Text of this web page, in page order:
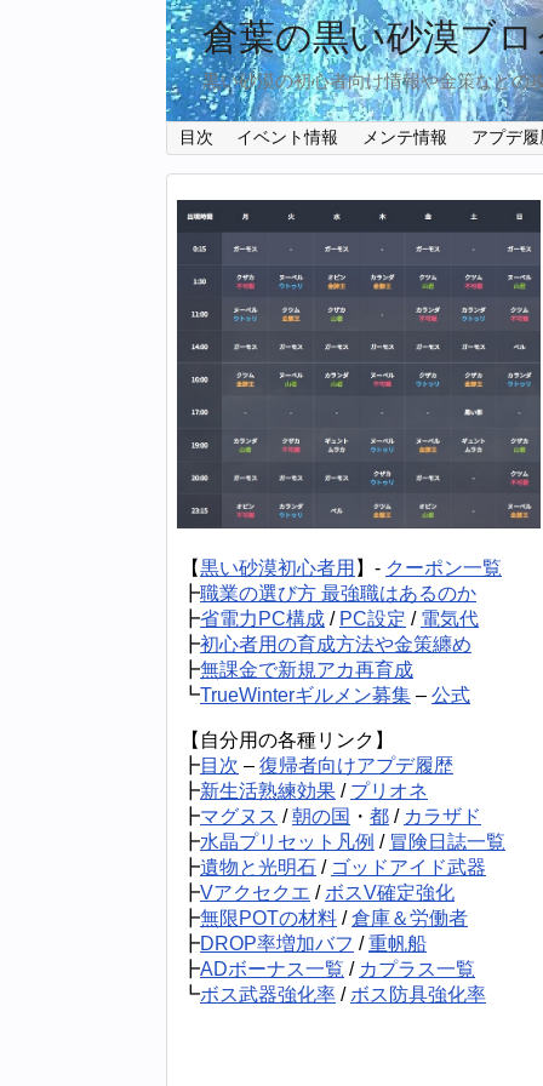
倉葉の黒い砂漠ブロ
黒い砂漠の初心者向け情報や金策などの
目次 イベント情報 メンテ情報 アプデ履
【黒い砂漠初心者用 】- クーポン一覧
┣職業の選び方 最強職はあるのか
┣省電力PC構成 / PC設定 / 電気代
┣初心者用の育成方法や金策纏め
┣無課金で新規アカ再育成
┗TrueWinterギルメン募集 – 公式
【自分用の各種リンク】
┣目次 – 復帰者向けアプデ履歴
┣新生活熟練効果 / プリオネ
┣マグヌス /朝の国 ・ 都 / カラザド
┣水晶プリセット凡例 / 冒険日誌一覧
┣遺物と光明石 / ゴッドアイド武器
┣Vアクセクエ / ボスV確定強化
┣無限POTの材料 /倉庫＆労働者
┣DROP率増加バフ /重帆船
┣ADボーナス一覧 / カプラス一覧
┗ボス武器強化率 / ボス防具強化率